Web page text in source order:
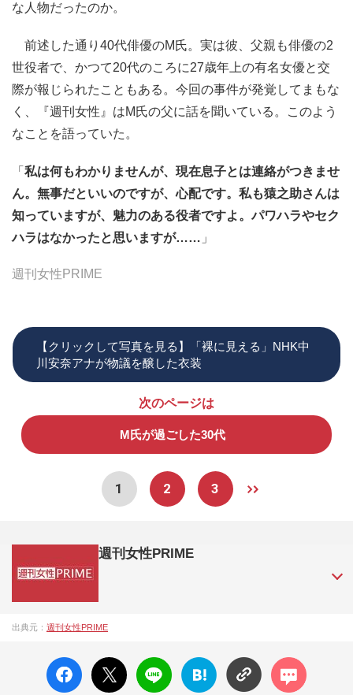
な人物だったのか。
前述した通り40代俳優のM氏。実は彼、父親も俳優の2
世役者で、かつて20代のころに27歳年上の有名女優と交
際が報じられたこともある。今回の事件が発覚してまもな
く、『週刊女性』はM氏の父に話を聞いている。このよう
なことを語っていた。
「 私は何もわかりませんが、現在息子とは連絡がつきませ
ん。無事だといいのですが、心配です。私も猿之助さんは
知っていますが、魅力のある役者ですよ。パワハラやセク
ハラはなかったと思いますが…… 」
週刊女性PRIME
【クリックして写真を見る】「裸に見える」NHK中
川安奈アナが物議を醸した衣装
次のページは
M氏が過ごした30代
1 2 3
週刊女性PRIME
成27年）1月に開設された主婦と生活社が運営する日本のニュ
陣の執筆記事を配信するほか、女性週刊誌『週刊女性』の誌
面に掲載された記事から、インターネット利用者層にとって
出典元： 週刊女性PRIME
facebo
ok い
X ポス
ト
LINE
はてな
ブック
コメン
ト